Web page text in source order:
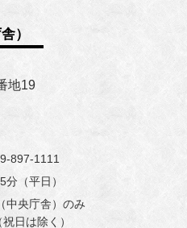
）
地19
897-1111
（平日）
中央庁舎）のみ
日は除く）